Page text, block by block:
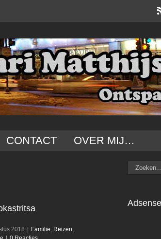
CONTACT OVER MIJ…
2018 | Familie Reizen
Zoeken
naar:
Adsense